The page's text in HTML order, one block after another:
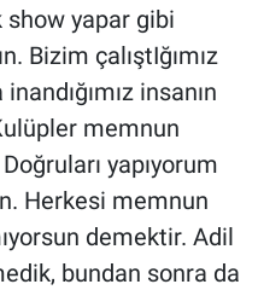
show yapar gibi
Bizim çalıştIğımız
insanın
memnun
yapıyorum
Herkesi memnun
demektir. Adil
bundan sonra da